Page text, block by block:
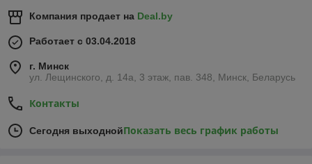
Компания продает на Deal.by
Работает с 03.04.2018
г. Минск
ул. Лещинского, д. 14а, 3 этаж, пав. 348, Минск, Беларусь
Контакты
Сегодня выходнойПоказать весь график работы